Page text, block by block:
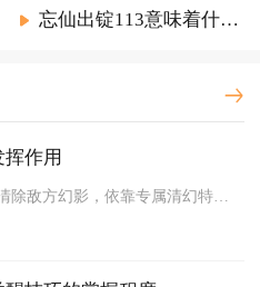
忘仙出锭113意味着什么事情
作用